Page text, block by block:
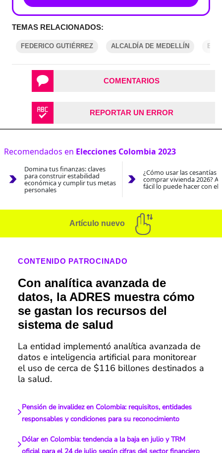
TEMAS RELACIONADOS:
FEDERICO GUTIÉRREZ ALCALDÍA DE MEDELLÍN
COMENTARIOS
REPORTAR UN ERROR
Recomendados en Elecciones Colombia 2023
Domina tus finanzas: claves
para construir estabilidad
económica y cumplir tus metas
personales
¿Cómo usar las cesantías
comprar vivienda 2026?
fácil lo puede hacer con el
Artículo nuevo
CONTENIDO PATROCINADO
Con analítica avanzada de
datos, la ADRES muestra cómo
se gastan los recursos del
sistema de salud
La entidad implementó analítica avanzada de
datos e inteligencia artificial para monitorear
el uso de cerca de $116 billones destinados a
la salud.
Pensión de invalidez en Colombia: requisitos, entidades
responsables y condiciones para su reconocimiento
Dólar en Colombia: tendencia a la baja en julio y TRM